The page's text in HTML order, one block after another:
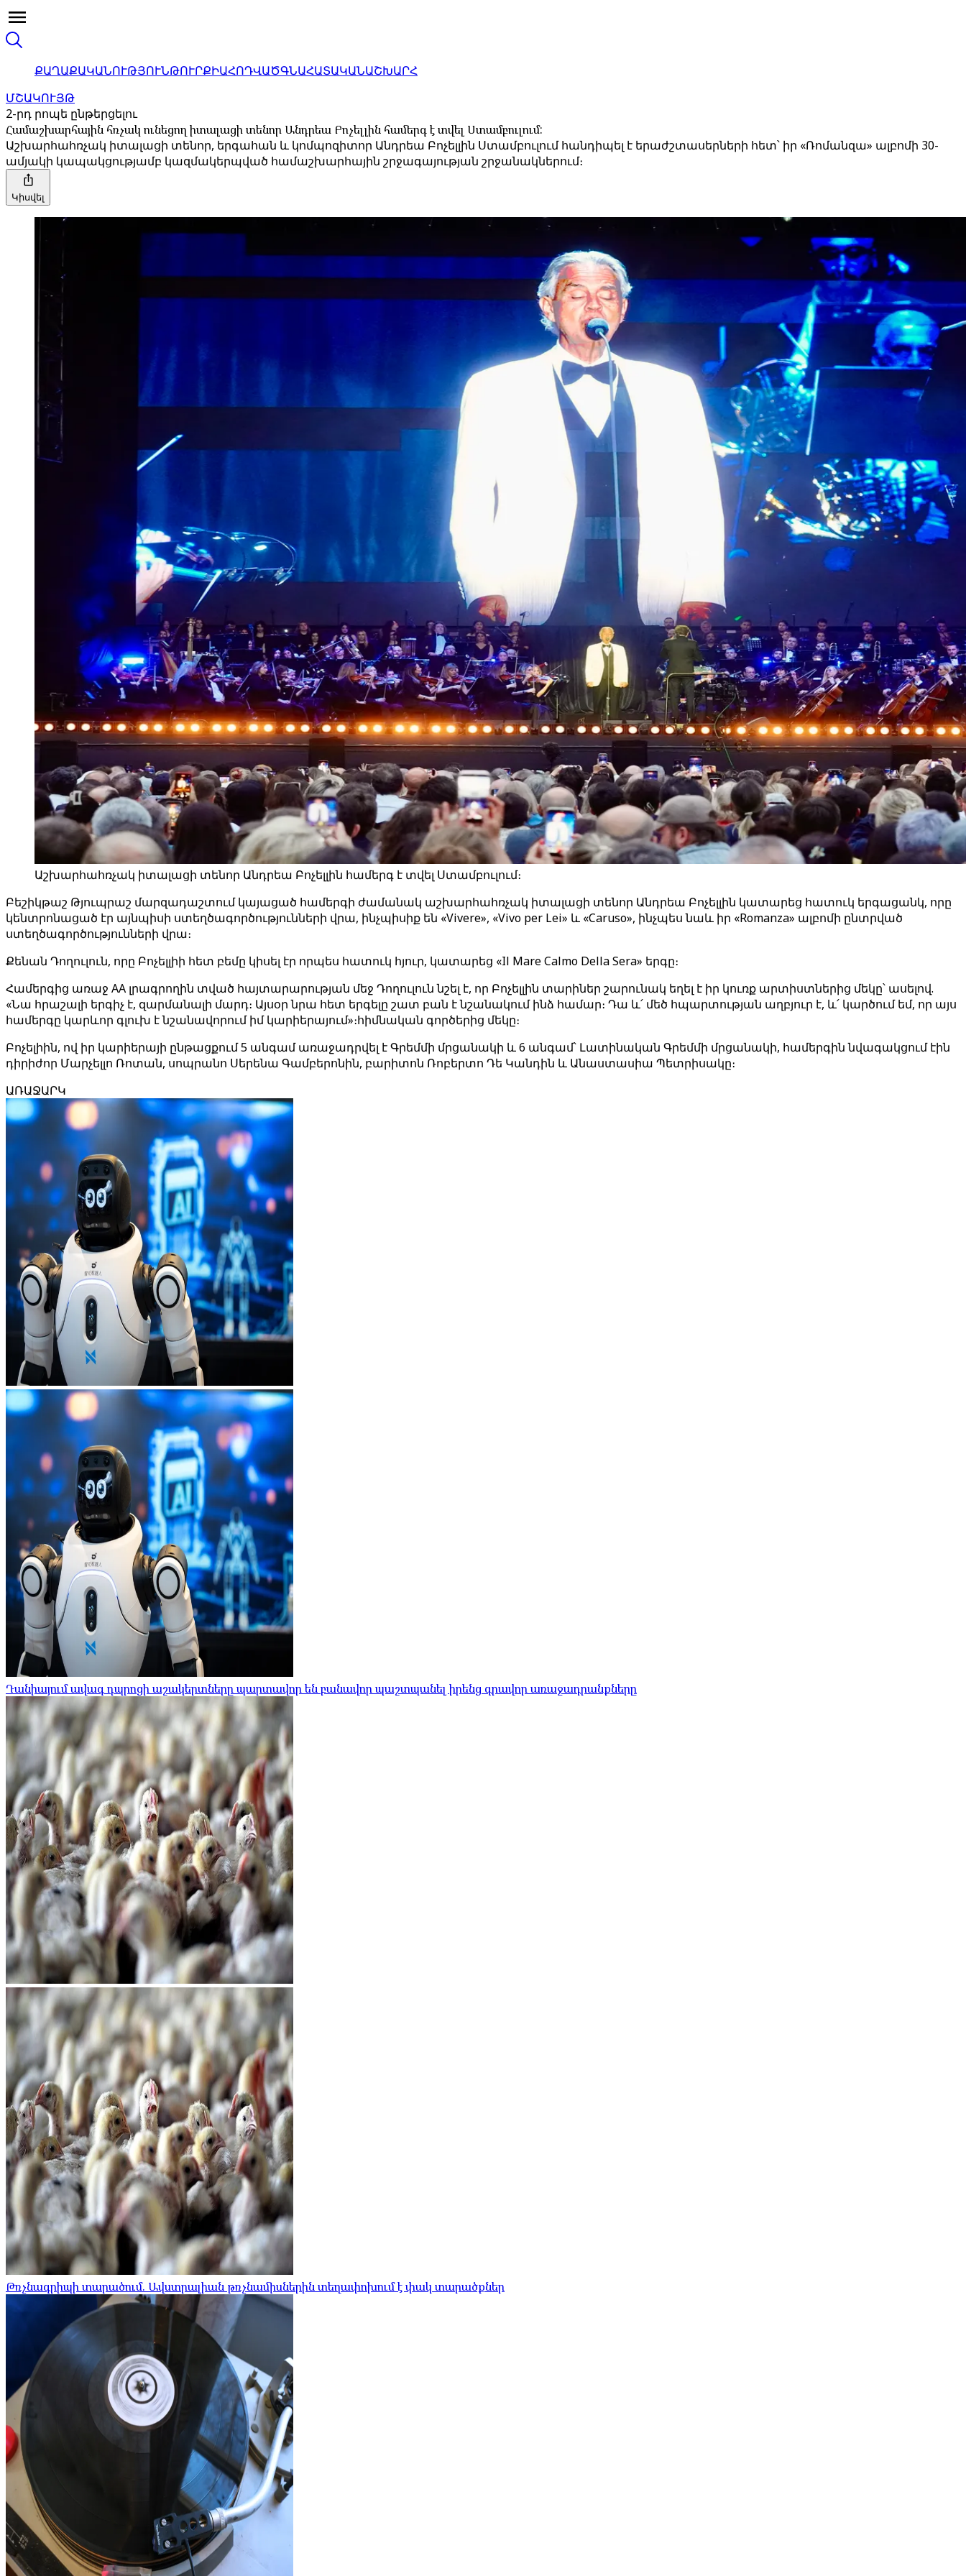
ՔԱՂԱՔԱԿԱՆՈՒԹՅՈՒՆԹՈՒՐՔԻԱՀՈԴՎԱԾԳՆԱՀԱՏԱԿԱՆԱՇԽԱՐՀ
ՄՇԱԿՈՒՅԹ
2-րդ րոպե ընթերցելու
Համաշխարհային հռչակ ունեցող իտալացի տենոր Անդրեա Բոչելլին համերգ է տվել Ստամբուլում:
Աշխարհահռչակ իտալացի տենոր, երգահան և կոմպոզիտոր Անդրեա Բոչելլին Ստամբուլում հանդիպել է երաժշտասերների հետ՝ իր «Ռոմանզա» ալբոմի 30-
ամյակի կապակցությամբ կազմակերպված համաշխարհային շրջագայության շրջանակներում։
Կիսվել
Աշխարհահռչակ իտալացի տենոր Անդրեա Բոչելլին համերգ է տվել Ստամբուլում։
Բեշիկթաշ Թյուպրաշ մարզադաշտում կայացած համերգի ժամանակ աշխարհահռչակ իտալացի տենոր Անդրեա Բոչելլին կատարեց հատուկ երգացանկ, որը
կենտրոնացած էր այնպիսի ստեղծագործությունների վրա, ինչպիսիք են «Vivere», «Vivo per Lei» և «Caruso», ինչպես նաև իր «Romanza» ալբոմի ընտրված
ստեղծագործությունների վրա։
Քենան Դողուլուն, որը Բոչելլիի հետ բեմը կիսել էր որպես հատուկ հյուր, կատարեց «Il Mare Calmo Della Sera» երգը։
Համերգից առաջ AA լրագրողին տված հայտարարության մեջ Դողուլուն նշել է, որ Բոչելլին տարիներ շարունակ եղել է իր կուռք արտիստներից մեկը՝ ասելով.
«Նա հրաշալի երգիչ է, զարմանալի մարդ։ Այսօր նրա հետ երգելը շատ բան է նշանակում ինձ համար։ Դա և՛ մեծ հպարտության աղբյուր է, և՛ կարծում եմ, որ այս
համերգը կարևոր գլուխ է նշանավորում իմ կարիերայում»։հիմնական գործերից մեկը։
Բոչելիին, ով իր կարիերայի ընթացքում 5 անգամ առաջադրվել է Գրեմմի մրցանակի և 6 անգամ՝ Լատինական Գրեմմի մրցանակի, համերգին նվագակցում էին
դիրիժոր Մարչելլո Ռոտան, սոպրանո Սերենա Գամբերոնին, բարիտոն Ռոբերտո Դե Կանդին և Անաստասիա Պետրիսակը։
ԱՌԱՋԱՐԿ
Դանիայում ավագ դպրոցի աշակերտները պարտավոր են բանավոր պաշտպանել իրենց գրավոր առաջադրանքները
Թռչնագրիպի տարածում. Ավստրալիան թռչնամիսներին տեղափոխում է փակ տարածքներ